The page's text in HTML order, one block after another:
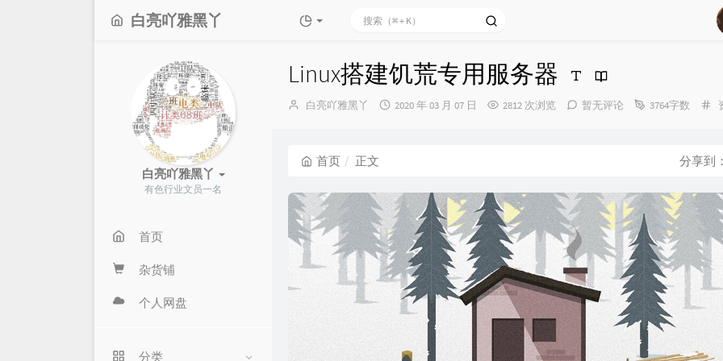
白亮吖雅黑丫
白亮吖雅黑丫
有色行业文员一名
首页
杂货铺
个人网盘
分类
Linux搭建饥荒专用服务器
博
白亮吖雅黑丫
发
2020 年 03 月 07 日 2812 次浏览 暂无评论 3764字数
首页 正文 分享到